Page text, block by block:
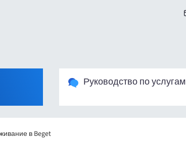
Руководство по услугам
в Beget